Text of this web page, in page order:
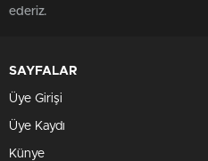
ederiz.
SAYFALAR
Üye Girişi
Üye Kaydı
Künye